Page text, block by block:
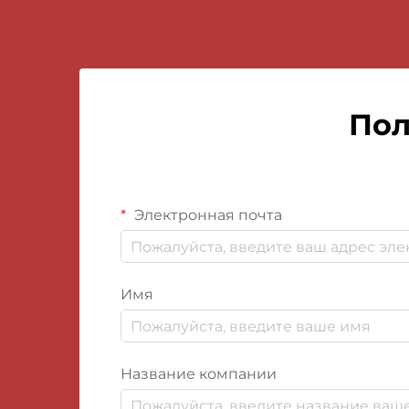
Электронная почта
Имя
Название компании